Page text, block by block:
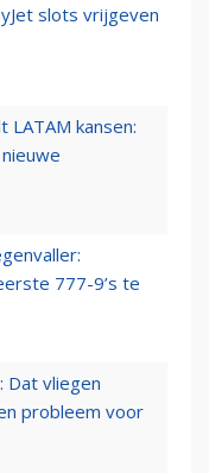
slots vrijgeven
LATAM kansen:
777-9’s te
Dat vliegen
probleem voor